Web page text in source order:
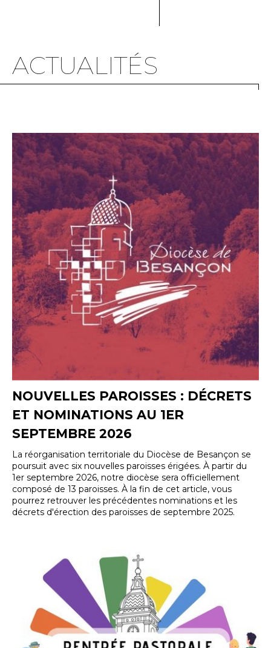
ACTUALITÉS
NOUVELLES PAROISSES : DÉCRETS
ET NOMINATIONS AU 1ER
SEPTEMBRE 2026
La réorganisation territoriale du Diocèse de Besançon se
poursuit avec six nouvelles paroisses érigées. À partir du
1er septembre 2026, notre diocèse sera officiellement
composé de 13 paroisses. À la fin de cet article, vous
pourrez retrouver les précédentes nominations et les
décrets d'érection des paroisses de septembre 2025.